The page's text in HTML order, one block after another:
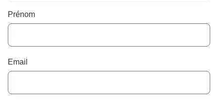
Prénom
Email